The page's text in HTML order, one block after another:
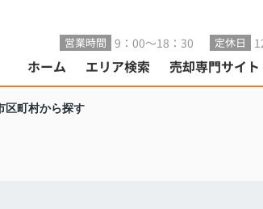
営業時間 9：00～18：30 定休日
ホーム エリア検索 売却専門サイト
区町村から探す